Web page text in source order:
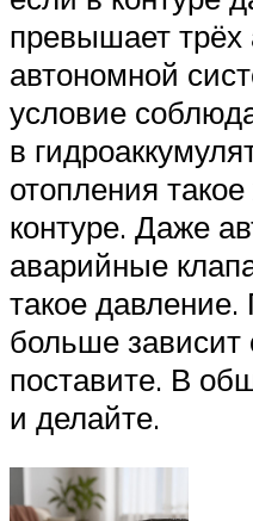
превышает
автономной
условие
в
отопления
контуре. Даже
аварийные
такое
больше зависит
поставите. В
и делайте.